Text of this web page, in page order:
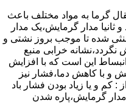
گرما به مواد مختلف باعث
مدار گرمایش،یک مدار
شده تا موجب بروز نشتی و
خرابی منبع
این است که با افزایش
و با کاهش دما،فشار نیز
: کم و یا زیاد بودن فشار باد
مدار گرمایش،پاره شدن